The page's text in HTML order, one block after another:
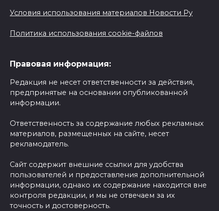
Условия использования материалов Новости Ру
Политика использования cookie-файлов
Правовая информация:
Редакция не несет ответственности за действия,
предпринятые на основании опубликованной
информации.
Ответственность за содержание любых рекламных
материалов, размещенных на сайте, несет
рекламодатель.
Сайт содержит внешние ссылки для удобства
пользователей и предоставления дополнительной
информации, однако их содержание находится вне
контроля редакции, и мы не отвечаем за их
точность и достоверность.